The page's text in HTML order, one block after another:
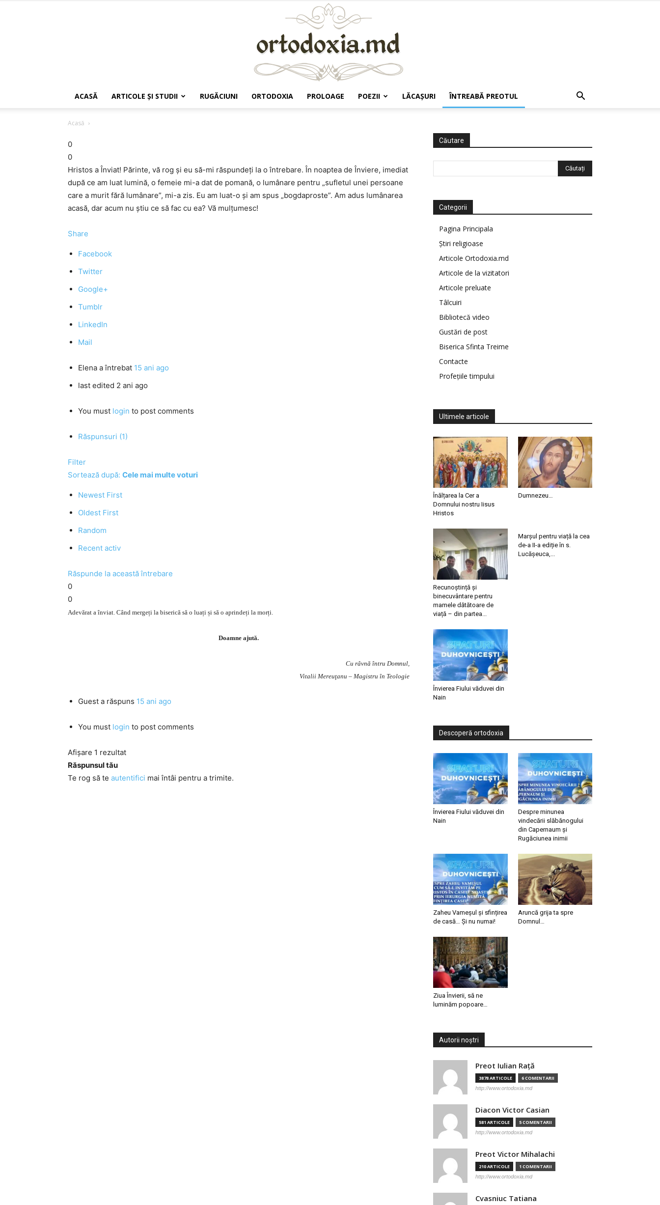
ACASĂ ARTICOLE ŞI STUDII RUGĂCIUNI ORTODOXIA PROLOAGE POEZII LĂCAŞURI ÎNTREABĂ PREOTUL
Acasă
0
0
Hristos a Înviat! Părinte, vă rog și eu să-mi răspundeți la o întrebare. În noaptea de Înviere, imediat
după ce am luat lumină, o femeie mi-a dat de pomană, o lumânare pentru „sufletul unei persoane
care a murit fără lumânare”, mi-a zis. Eu am luat-o și am spus „bogdaproste”. Am adus lumânarea
acasă, dar acum nu știu ce să fac cu ea? Vă mulțumesc!
Share
Facebook
Twitter
Google+
Tumblr
LinkedIn
Mail
Elena a întrebat 15 ani ago
last edited 2 ani ago
You must login to post comments
Răspunsuri (1)
Filter
Sortează după: Cele mai multe voturi
Newest First
Oldest First
Random
Recent activ
Răspunde la această întrebare
0
0
Adevărat a înviat. Când mergeți la biserică să o luați și să o aprindeți la morți.
Doamne ajută.
Cu râvnă întru Domnul,
Vitalii Mereuţanu – Magistru în Teologie
Guest a răspuns 15 ani ago
You must login to post comments
Afișare 1 rezultat
Răspunsul tău
Te rog să te autentifici mai întâi pentru a trimite.
Căutare
Categorii
Pagina Principala
Știri religioase
Articole Ortodoxia.md
Articole de la vizitatori
Articole preluate
Tâlcuiri
Bibliotecă video
Gustări de post
Biserica Sfinta Treime
Contacte
Profețiile timpului
Ultimele articole
Înălțarea la Cer a
Domnului nostru Iisus
Hristos
Dumnezeu…
Recunoștință și
binecuvântare pentru
mamele dătătoare de
viață – din partea...
Marșul pentru viață la cea
de-a II-a ediție în s.
Lucășeuca,...
Învierea Fiului văduvei din
Nain
Descoperă ortodoxia
Învierea Fiului văduvei din
Nain
Despre minunea
vindecării slăbănogului
din Capernaum și
Rugăciunea inimii
Zaheu Vameșul și sfințirea
de casă… Și nu numai!
Aruncă grija ta spre
Domnul…
Ziua Învierii, să ne
luminăm popoare…
Autorii noștri
Preot Iulian Raţă
3878 ARTICOLE 6 COMENTARII
http://www.ortodoxia.md
Diacon Victor Casian
581 ARTICOLE 5 COMENTARII
http://www.ortodoxia.md
Preot Victor Mihalachi
210 ARTICOLE 1 COMENTARII
http://www.ortodoxia.md
Cvasniuc Tatiana